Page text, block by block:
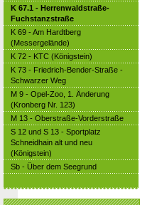
K 67.1 - Herrenwaldstraße-
Fuchstanzstraße
K 69 - Am Hardtberg
(Messergelände)
K 72 - KTC (Königstein)
K 73 - Friedrich-Bender-Straße -
Schwarzer Weg
M 9 - Opel-Zoo, 1. Änderung
(Kronberg Nr. 123)
M 13 - Oberstraße-Vorderstraße
S 12 und S 13 - Sportplatz
Schneidhain alt und neu
(Königstein)
Sb - Über dem Seegrund